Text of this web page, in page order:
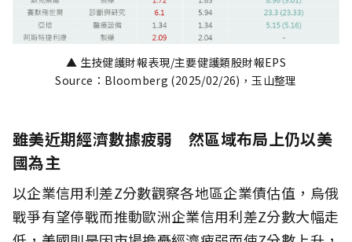
▲ 生技健護財報表現/主要健護類股財報EPS
Source：Bloomberg (2025/02/26)，玉山整理
雖美近期經濟數據疲弱 然區域布局上仍以美
國為主
以企業信用利差Z分數觀察各地區企業債估值，烏俄
戰爭有望停戰而推動歐洲企業信用利差Z分數大幅走